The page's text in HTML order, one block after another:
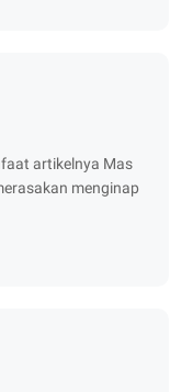
artikelnya Mas
menginap